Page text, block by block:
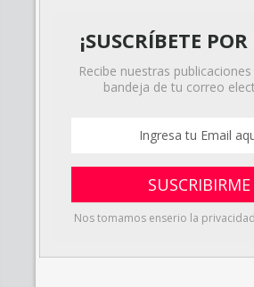
¡SUSCRÍBETE
Recibe nuestras
bandeja de tu correo
Nos tomamos enserio la